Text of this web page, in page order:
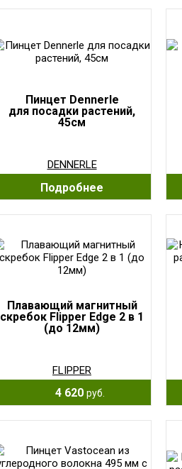
Пинцет Dennerle
для посадки растений,
45см
DENNERLE
Подробнее
Плавающий магнитный
скребок Flipper Edge 2 в 1
(до 12мм)
FLIPPER
4 620 руб.